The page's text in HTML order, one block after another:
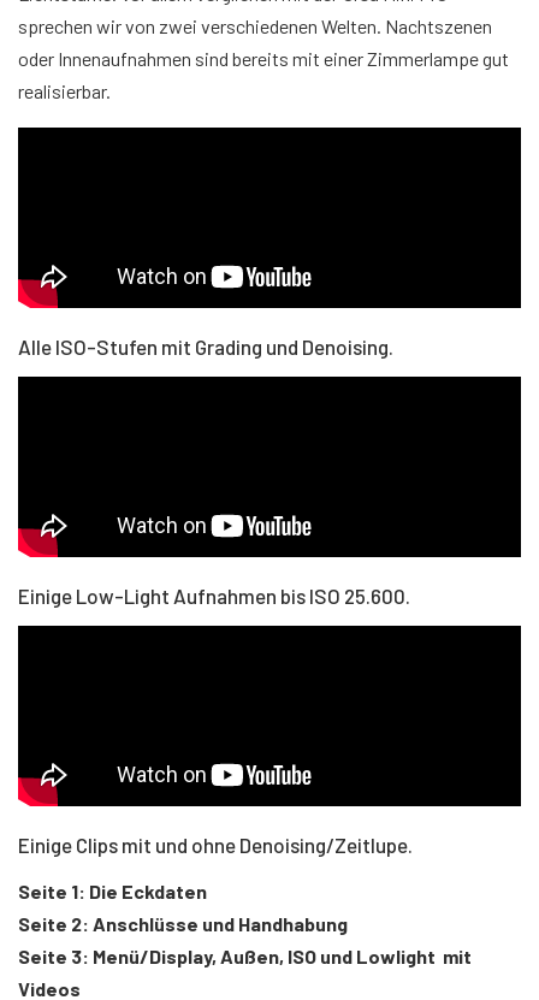
sprechen wir von zwei verschiedenen Welten. Nachtszenen
oder Innenaufnahmen sind bereits mit einer Zimmerlampe gut
realisierbar.
Alle ISO-Stufen mit Grading und Denoising.
Einige Low-Light Aufnahmen bis ISO 25.600.
Einige Clips mit und ohne Denoising/Zeitlupe.
Seite 1: Die Eckdaten
Seite 2: Anschlüsse und Handhabung
Seite 3: Menü/Display, Außen, ISO und Lowlight mit
Videos